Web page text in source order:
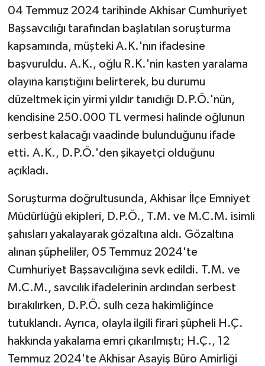
04 Temmuz 2024 tarihinde Akhisar Cumhuriyet
Başsavcılığı tarafından başlatılan soruşturma
kapsamında, müşteki A.K.'nın ifadesine
başvuruldu. A.K., oğlu R.K.'nin kasten yaralama
olayına karıştığını belirterek, bu durumu
düzeltmek için yirmi yıldır tanıdığı D.P.Ö.'nün,
kendisine 250.000 TL vermesi halinde oğlunun
serbest kalacağı vaadinde bulunduğunu ifade
etti. A.K., D.P.Ö.'den şikayetçi olduğunu
açıkladı.
Soruşturma doğrultusunda, Akhisar İlçe Emniyet
Müdürlüğü ekipleri, D.P.Ö., T.M. ve M.C.M. isimli
şahısları yakalayarak gözaltına aldı. Gözaltına
alınan şüpheliler, 05 Temmuz 2024'te
Cumhuriyet Başsavcılığına sevk edildi. T.M. ve
M.C.M., savcılık ifadelerinin ardından serbest
bırakılırken, D.P.Ö. sulh ceza hakimliğince
tutuklandı. Ayrıca, olayla ilgili firari şüpheli H.Ç.
hakkında yakalama emri çıkarılmıştı; H.Ç., 12
Temmuz 2024'te Akhisar Asayiş Büro Amirliği
Akhisar Emlak
Ülke
Etiketler